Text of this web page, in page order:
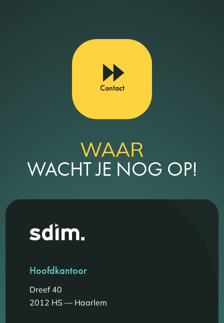
Contact
WAAR
WACHT JE NOG OP!
Hoofdkantoor
Dreef 40
2012 HS — Haarlem